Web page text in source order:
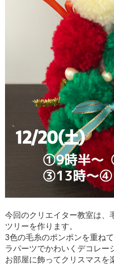
今回のクリエイター教室は、
ツリーを作ります。
3色の毛糸のポンポンを重ね
ラパーツでかわいくデコレー
お部屋に飾ってクリスマスを